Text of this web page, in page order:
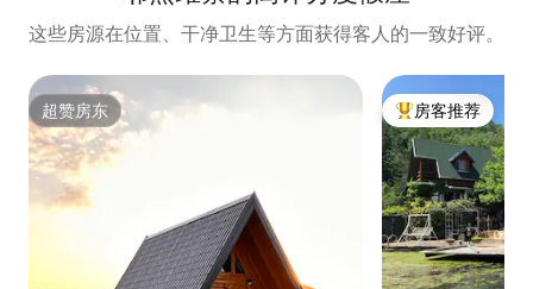
这些房源在位置、干净卫生等方面获得客人的一致好评。
超赞房东
超赞房东 热门「房客推荐」
房客推荐